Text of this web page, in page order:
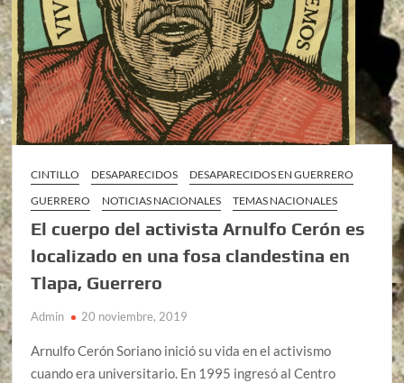
CINTILLO DESAPARECIDOS
DESAPARECIDOS EN GUERRERO
GUERRERO
NOTICIAS NACIONALES TEMAS NACIONALES
El cuerpo del activista Arnulfo Cerón es
localizado en una fosa clandestina en
Tlapa, Guerrero
Admin 20 noviembre, 2019
Arnulfo Cerón Soriano inició su vida en el activismo
cuando era universitario. En 1995 ingresó al Centro